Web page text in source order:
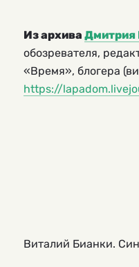
Из архива Дмитрия
обозревателя,
«Время», блогера
https://
Виталий Бианки.